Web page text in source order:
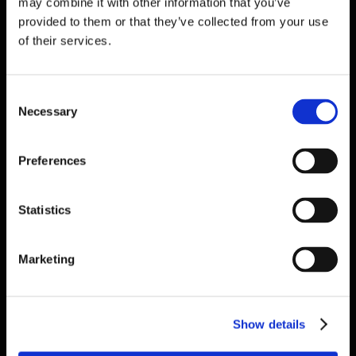
provided to them or that they’ve collected from your use
of their services.
Selection
Necessary
Preferences
Statistics
Marketing
Show details
CURIOSIDADES DE DUBLÍN QUE TE ENAMORARÁN